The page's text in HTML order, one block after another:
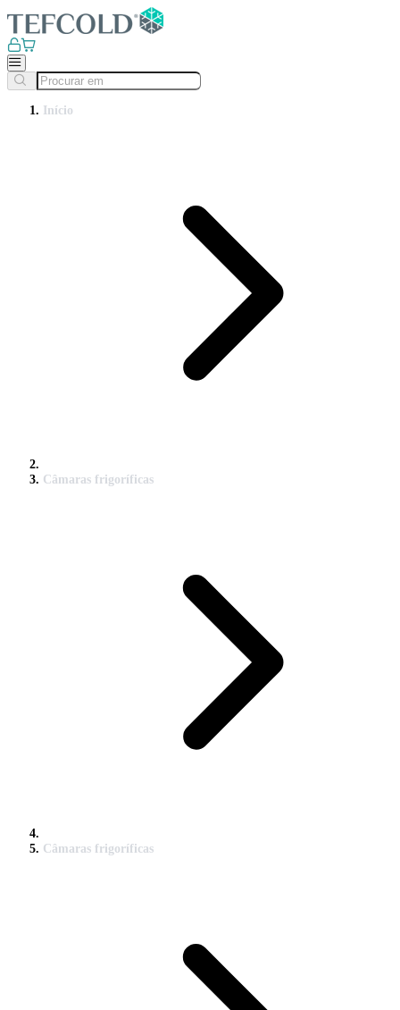
Início
Câmaras frigoríficas
Câmaras frigoríficas